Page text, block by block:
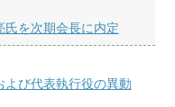
を次期会長に内定
び代表執行役の異動